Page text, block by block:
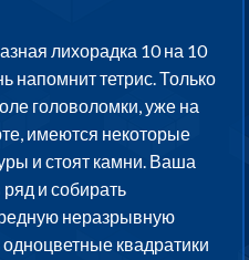
лихорадка 10 на 10
напомнит тетрис. Только
головоломки, уже на
имеются некоторые
и стоят камни. Ваша
ряд и собирать
неразрывную
квадратики